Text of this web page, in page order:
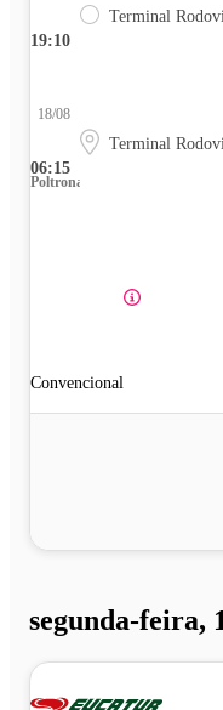
19:10
Terminal
06:15
18/08
Terminal
Poltrona
Convencional
segunda-feira,